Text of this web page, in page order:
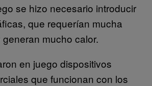
se hizo necesario introducir
que requerían mucha
mucho calor.
en juego dispositivos
que funcionan con los